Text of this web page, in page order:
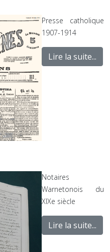
Presse catholique
1907-1914
Lire la suite...
Notaires
Warnetonois du
XIXe siècle
Lire la suite...